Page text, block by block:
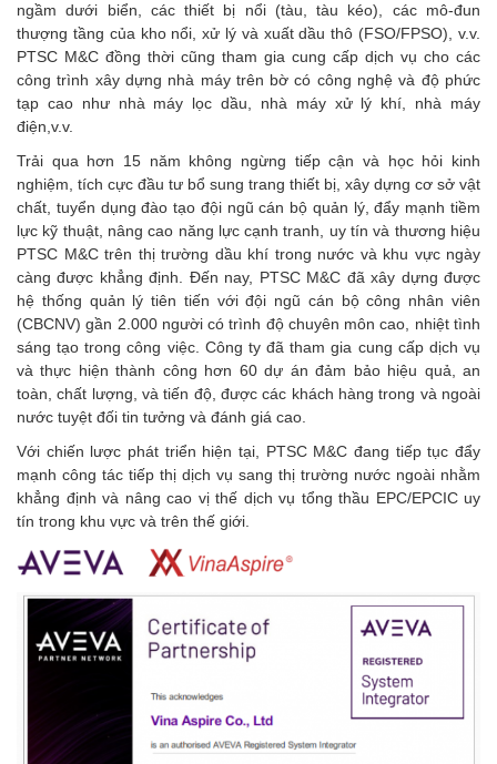
ngầm dưới biển, các thiết bị nổi (tàu, tàu kéo), các mô-đun
thượng tầng của kho nổi, xử lý và xuất dầu thô (FSO/FPSO), v.v.
PTSC M&C đồng thời cũng tham gia cung cấp dịch vụ cho các
công trình xây dựng nhà máy trên bờ có công nghệ và độ phức
tạp cao như nhà máy lọc dầu, nhà máy xử lý khí, nhà máy
điện,v.v.
Trải qua hơn 15 năm không ngừng tiếp cận và học hỏi kinh
nghiệm, tích cực đầu tư bổ sung trang thiết bị, xây dựng cơ sở vật
chất, tuyển dụng đào tạo đội ngũ cán bộ quản lý, đẩy mạnh tiềm
lực kỹ thuật, nâng cao năng lực cạnh tranh, uy tín và thương hiệu
PTSC M&C trên thị trường dầu khí trong nước và khu vực ngày
càng được khẳng định. Đến nay, PTSC M&C đã xây dựng được
hệ thống quản lý tiên tiến với đội ngũ cán bộ công nhân viên
(CBCNV) gần 2.000 người có trình độ chuyên môn cao, nhiệt tình
sáng tạo trong công việc. Công ty đã tham gia cung cấp dịch vụ
và thực hiện thành công hơn 60 dự án đảm bảo hiệu quả, an
toàn, chất lượng, và tiến độ, được các khách hàng trong và ngoài
nước tuyệt đối tin tưởng và đánh giá cao.
Với chiến lược phát triển hiện tại, PTSC M&C đang tiếp tục đẩy
mạnh công tác tiếp thị dịch vụ sang thị trường nước ngoài nhằm
khẳng định và nâng cao vị thế dịch vụ tổng thầu EPC/EPCIC uy
tín trong khu vực và trên thế giới.